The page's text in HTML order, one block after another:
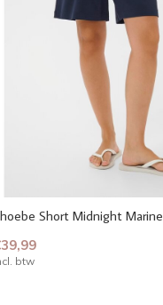
Short Midnight Marine
btw